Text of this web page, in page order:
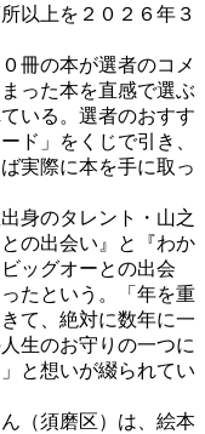
以上を２０２６年３
冊の本が選者のコメ
った本を直感で選ぶ
いる。選者のおすす
ド」をくじで引き、
実際に本を手に取っ
身のタレント・山之
の出会い』と『わか
ッグオーとの出会
たという。「年を重
て、絶対に数年に一
生のお守りの一つに
と想いが綴られてい
（須磨区）は、絵本